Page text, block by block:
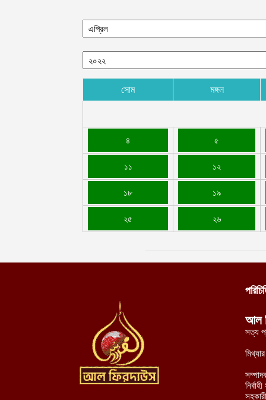
সোম মঙ্গল
৪ ৫
১১ ১২
১৮ ১৯
২৫ ২৬
আল
সত্য